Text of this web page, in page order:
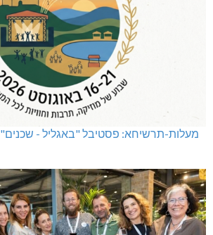
מעלות-תרשיחא: פסטיבל "באגליל - שכנים"